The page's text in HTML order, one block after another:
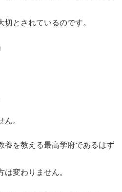
とされているのです。
。
養を教える最高学府であるはず
変わりません。